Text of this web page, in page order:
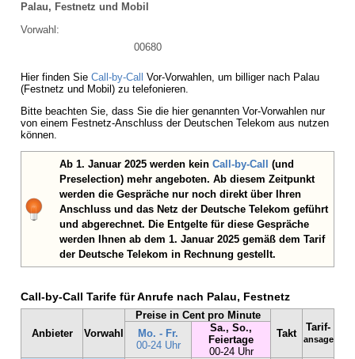
Palau, Festnetz und Mobil
Vorwahl:
00680
Hier finden Sie Call-by-Call Vor-Vorwahlen, um billiger nach Palau
(Festnetz und Mobil) zu telefonieren.
Bitte beachten Sie, dass Sie die hier genannten Vor-Vorwahlen nur
von einem Festnetz-Anschluss der Deutschen Telekom aus nutzen
können.
Ab 1. Januar 2025 werden kein Call-by-Call
(und
Preselection) mehr angeboten. Ab diesem Zeitpunkt
werden die Gespräche nur noch direkt über Ihren
Anschluss und das Netz der Deutsche Telekom geführt
und abgerechnet. Die Entgelte für diese Gespräche
werden Ihnen ab dem 1. Januar 2025 gemäß dem Tarif
der Deutsche Telekom in Rechnung gestellt.
Call-by-Call Tarife für Anrufe nach Palau, Festnetz
Anbieter Vorwahl
Preise in Cent pro Minute
Takt
Tarif-
ansage
Mo. - Fr.
00-24 Uhr
Sa., So.,
Feiertage
00-24 Uhr